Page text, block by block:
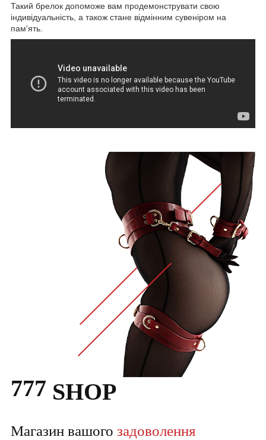
Такий брелок допоможе вам продемонструвати свою
індивідуальність, а також стане відмінним сувеніром на
пам'ять.
777 SHOP
Магазин вашого задоволення